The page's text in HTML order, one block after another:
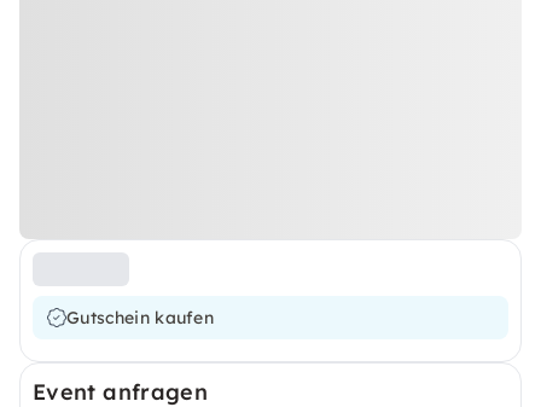
Gutschein kaufen
Event anfragen